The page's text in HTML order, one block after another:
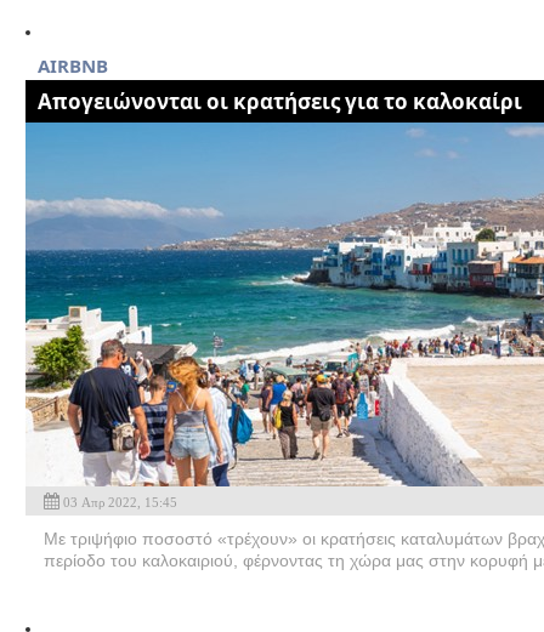
ΑΙRBNB
Απογειώνονται οι κρατήσεις για το καλοκαίρι
03 Απρ 2022, 15:45
Με τριψήφιο ποσοστό «τρέχουν» οι κρατήσεις καταλυμάτων
περίοδο του καλοκαιριού, φέρνοντας τη χώρα μας στην κορυφή